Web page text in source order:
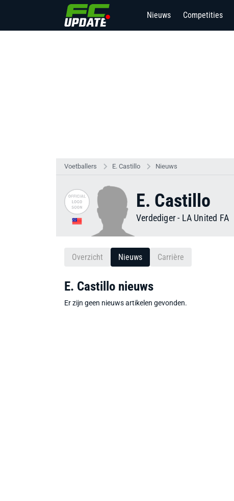
Nieuws Competities
Voetballers E. Castillo Nieuws
E. Castillo
Verdediger- LA United FA
Overzicht Nieuws Carrière
E. Castillo nieuws
Er zijn geen nieuws artikelen gevonden.